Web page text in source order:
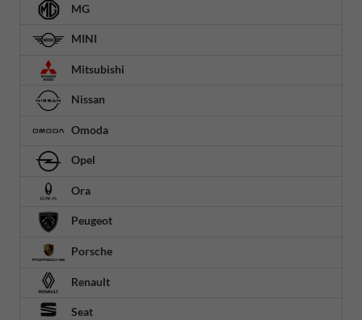
MG
MINI
Mitsubishi
Nissan
Omoda
Opel
Ora
Peugeot
Porsche
Renault
Seat